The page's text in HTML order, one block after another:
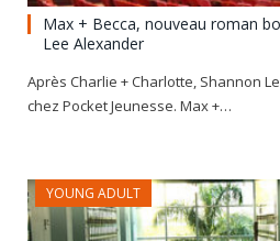
Max + Becca, nouveau roman
Lee Alexander
Après Charlie + Charlotte, Shannon
chez Pocket Jeunesse. Max +…
YOUNG ADULT